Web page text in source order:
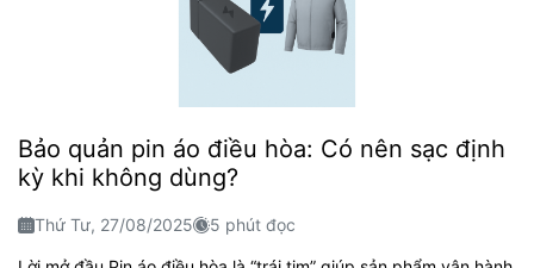
Bảo quản pin áo điều hòa: Có nên sạc định
kỳ khi không dùng?
Thứ Tư, 27/08/2025 5 phút đọc